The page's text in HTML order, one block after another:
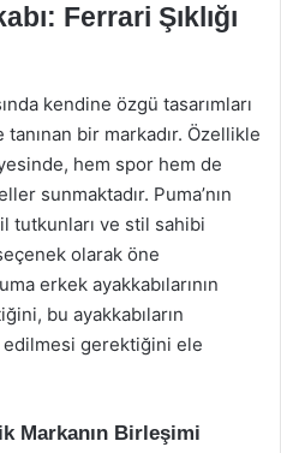
Ferrari Şıklığı
kendine özgü tasarımları
bir markadır. Özellikle
hem spor hem de
sunmaktadır. Puma’nın
tutkunları ve stil sahibi
olarak öne
erkek ayakkabılarının
bu ayakkabıların
gerektiğini ele
Markanın Birleşimi